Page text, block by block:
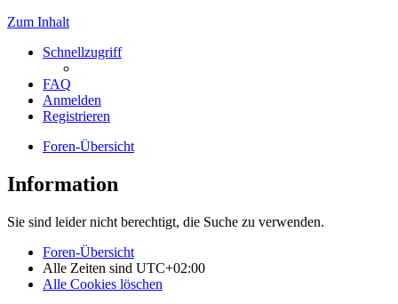
Zum Inhalt
Schnellzugriff
FAQ
Anmelden
Registrieren
Foren-Übersicht
Information
Sie sind leider nicht berechtigt, die Suche zu verwenden.
Foren-Übersicht
Alle Zeiten sind UTC+02:00
Alle Cookies löschen